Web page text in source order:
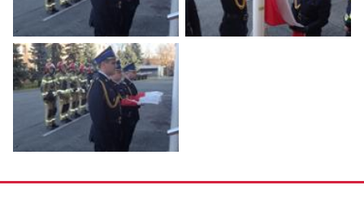
Pokaż
zdjęcie
1
z
galerii.
zdjęcie